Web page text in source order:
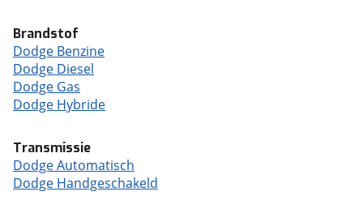
Brandstof
Dodge Benzine
Dodge Diesel
Dodge Gas
Dodge Hybride
Transmissie
Dodge Automatisch
Dodge Handgeschakeld